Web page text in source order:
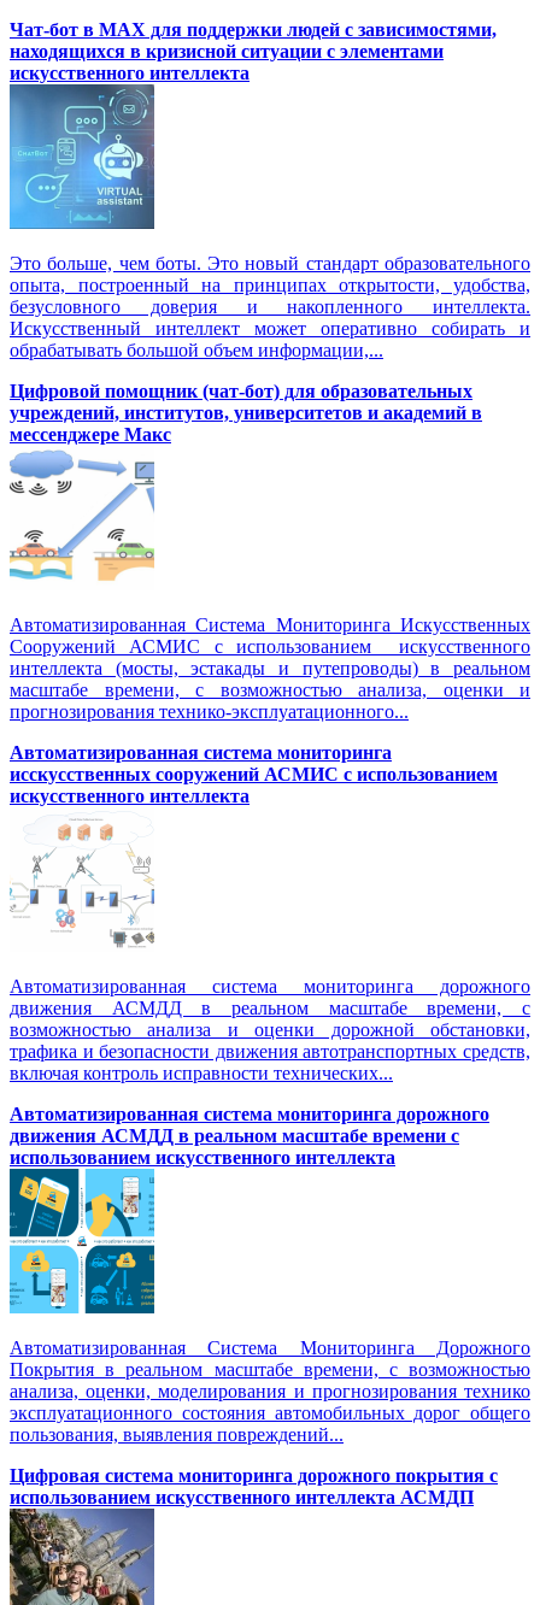
Чат-бот в MAX для поддержки людей с зависимостями,
находящихся в кризисной ситуации с элементами
искусственного интеллекта
Это больше, чем боты. Это новый стандарт образовательного
опыта, построенный на принципах открытости, удобства,
безусловного доверия и накопленного интеллекта.
Искусственный интеллект может оперативно собирать и
обрабатывать большой объем информации,...
Цифровой помощник (чат-бот) для образовательных
учреждений, институтов, университетов и академий в
мессенджере Макс
Автоматизированная Система Мониторинга Искусственных
Сооружений АСМИС с использованием искусственного
интеллекта (мосты, эстакады и путепроводы) в реальном
масштабе времени, с возможностью анализа, оценки и
прогнозирования технико-эксплуатационного...
Автоматизированная система мониторинга
исскусственных сооружений АСМИС с использованием
искусственного интеллекта
Автоматизированная система мониторинга дорожного
движения АСМДД в реальном масштабе времени, с
возможностью анализа и оценки дорожной обстановки,
трафика и безопасности движения автотранспортных средств,
включая контроль исправности технических...
Автоматизированная cистема мониторинга дорожного
движения АСМДД в реальном масштабе времени с
использованием искусственного интеллекта
Автоматизированная Система Мониторинга Дорожного
Покрытия в реальном масштабе времени, с возможностью
анализа, оценки, моделирования и прогнозирования технико
эксплуатационного состояния автомобильных дорог общего
пользования, выявления повреждений...
Цифровая система мониторинга дорожного покрытия с
использованием искусственного интеллекта АСМДП